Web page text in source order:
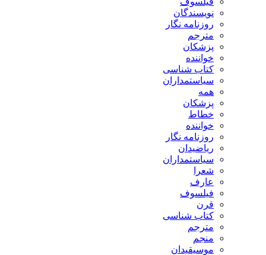
نویسندگان
روزنامه نگار
مترجم
پزشکان
خواننده
کتاب شناسی
سیاستمداران
همه
پزشکان
خطاط
خواننده
روزنامه نگار
ریاضیدان
سیاستمداران
شعرا
عارف
فیلسوف
قرن
کتاب شناسی
مترجم
منجم
موسیقیدان